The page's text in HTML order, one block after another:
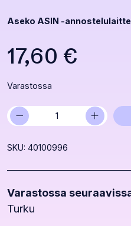
Aseko ASIN -
17,60 €
Varastossa
Aseko
ASIN
antureille
+
−
SKU: 40100996
Varastossa
Turku